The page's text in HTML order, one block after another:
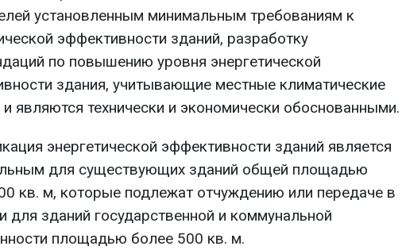
установленным минимальным требованиям к
эффективности зданий, разработку
по повышению уровня энергетической
здания, учитывающие местные климатические
и являются технически и экономически обоснованными.
энергетической эффективности зданий является
для существующих зданий общей площадью
кв. м, которые подлежат отчуждению или передаче в
для зданий государственной и коммунальной
площадью более 500 кв. м.